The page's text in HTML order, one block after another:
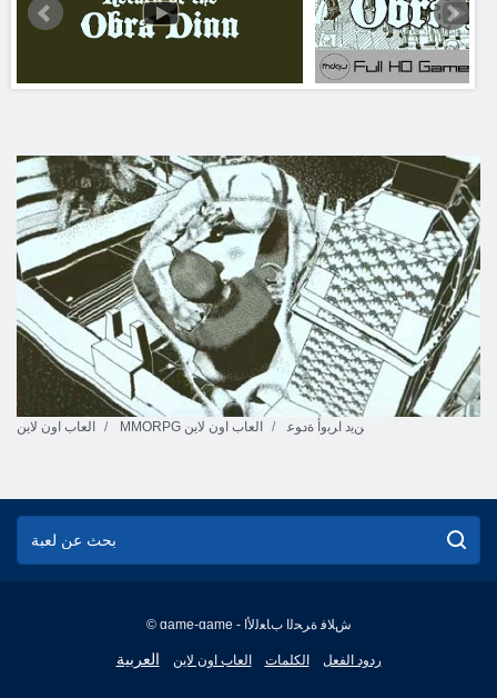
العاب اون لاين MMORPG العاب اون لاين ﻦﻳﺩ ﺍﺮﺑﻭﺃ ﺓﺩﻮﻋ
© game-game - ﺵﻼ ﻓ ﺓﺮﺤﻟﺍ ﺏﺎﻌﻟﻷ ﺍ
العربية
English
العاب اون لاين الكلمات ردود الفعل